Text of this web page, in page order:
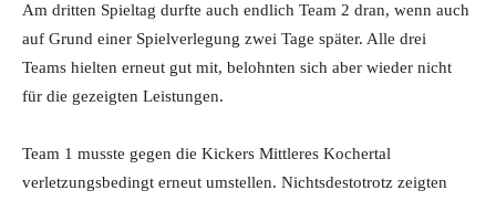
Am dritten Spieltag durfte auch endlich Team 2 dran, wenn auch
auf Grund einer Spielverlegung zwei Tage später. Alle drei
Teams hielten erneut gut mit, belohnten sich aber wieder nicht
für die gezeigten Leistungen.
Team 1 musste gegen die Kickers Mittleres Kochertal
verletzungsbedingt erneut umstellen. Nichtsdestotrotz zeigten